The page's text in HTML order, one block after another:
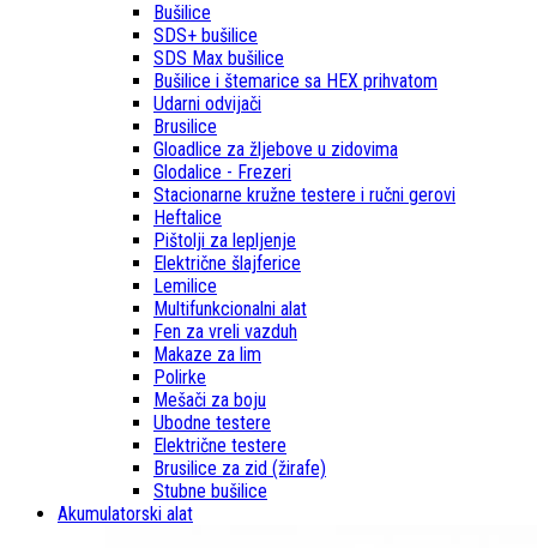
Bušilice
SDS+ bušilice
SDS Max bušilice
Bušilice i štemarice sa HEX prihvatom
Udarni odvijači
Brusilice
Gloadlice za žljebove u zidovima
Glodalice - Frezeri
Stacionarne kružne testere i ručni gerovi
Heftalice
Pištolji za lepljenje
Električne šlajferice
Lemilice
Multifunkcionalni alat
Fen za vreli vazduh
Makaze za lim
Polirke
Mešači za boju
Ubodne testere
Električne testere
Brusilice za zid (žirafe)
Stubne bušilice
Akumulatorski alat